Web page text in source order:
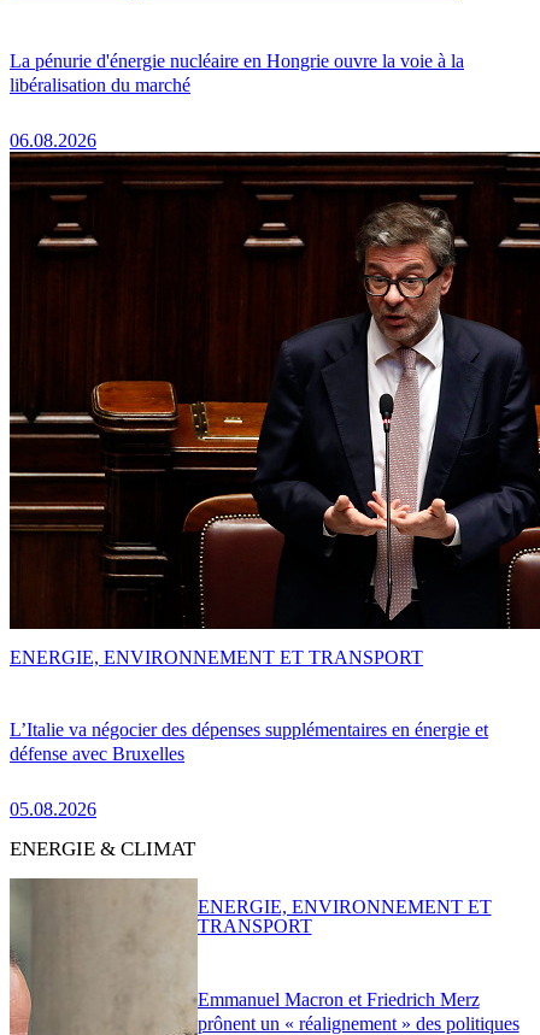
La pénurie d'énergie nucléaire en Hongrie ouvre la voie à la
libéralisation du marché
06.08.2026
L’Italie va négocier des dépenses supplémentaires en énergie et
défense avec Bruxelles
05.08.2026
ENERGIE, ENVIRONNEMENT ET TRANSPORT
ENERGIE & CLIMAT
Emmanuel Macron et Friedrich Merz
prônent un « réalignement » des politiques
ENERGIE, ENVIRONNEMENT ET
TRANSPORT